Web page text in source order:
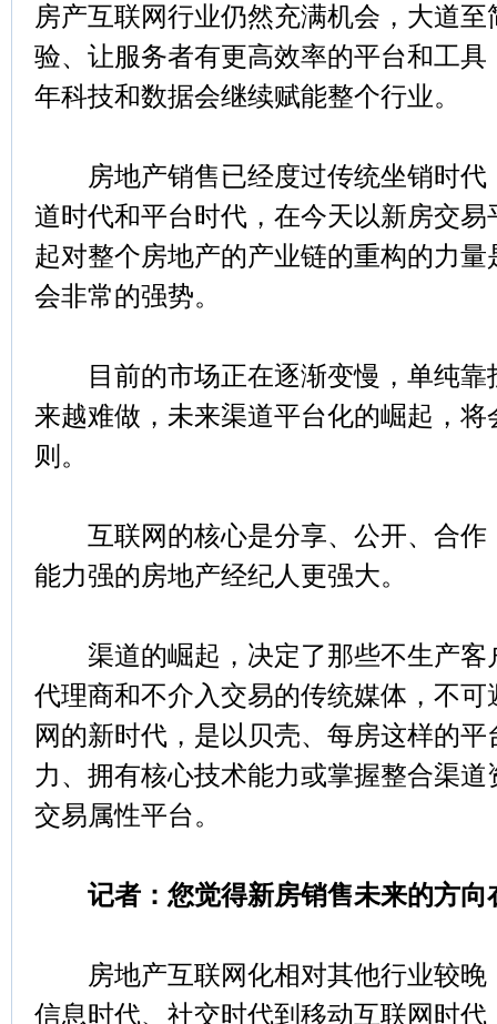
房产互联网行业仍然充满机会，大道
验、让服务者有更高效率的平台和工
年科技和数据会继续赋能整个行业。
房地产销售已经度过传统坐销时代
道时代和平台时代，在今天以新房交
起对整个房地产的产业链的重构的力
会非常的强势。
目前的市场正在逐渐变慢，单纯靠
来越难做，未来渠道平台化的崛起，
则。
互联网的核心是分享、公开、合作
能力强的房地产经纪人更强大。
渠道的崛起，决定了那些不生产客
代理商和不介入交易的传统媒体，不
网的新时代，是以贝壳、每房这样的
力、拥有核心技术能力或掌握整合渠
交易属性平台。
记者：您觉得新房销售未来的方向
房地产互联网化相对其他行业较晚
信息时代、社交时代到移动互联网时